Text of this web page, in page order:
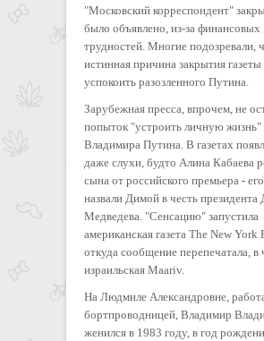
"Московский корреспондент"
было объявлено, из-за финансовых
трудностей. Многие подозревали,
истинная причина закрытия
успокоить разозленного Путина.
Зарубежная пресса, впрочем, не
попыток "устроить личную жизнь"
Владимира Путина. В газетах
даже слухи, будто Алина Кабаева
сына от российского премьера -
назвали Димой в честь президента
Медведева. "Сенсацию" запустила
американская газета The New York
откуда сообщение перепечатала, в
израильская Maariv.
На Людмиле Александровне,
бортпроводницей, Владимир
женился в 1983 году, в год